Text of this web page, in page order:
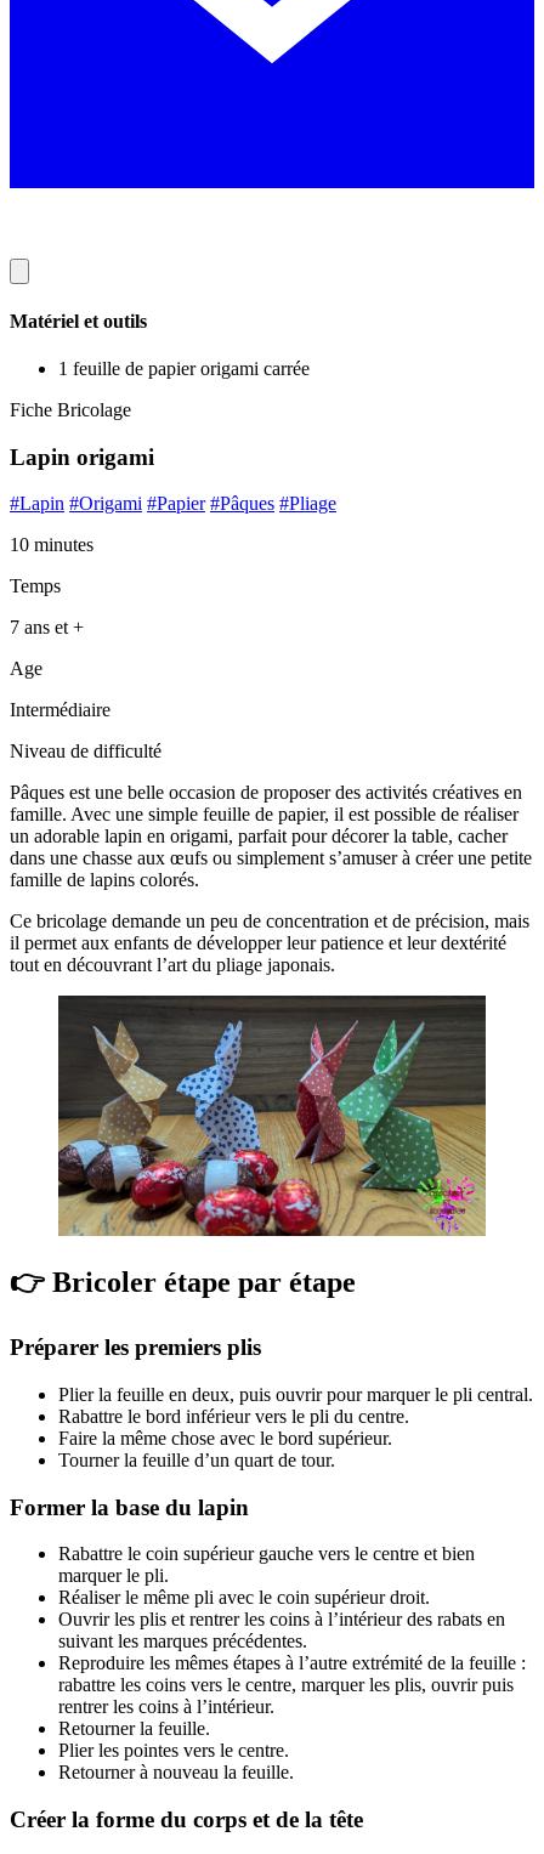
Matériel et outils
1 feuille de papier origami carrée
Fiche Bricolage
Lapin origami
#Lapin #Origami #Papier #Pâques #Pliage
10 minutes
Temps
7 ans et +
Age
Intermédiaire
Niveau de difficulté
Pâques est une belle occasion de proposer des activités créatives en
famille. Avec une simple feuille de papier, il est possible de réaliser
un adorable lapin en origami, parfait pour décorer la table, cacher
dans une chasse aux œufs ou simplement s’amuser à créer une petite
famille de lapins colorés.
Ce bricolage demande un peu de concentration et de précision, mais
il permet aux enfants de développer leur patience et leur dextérité
tout en découvrant l’art du pliage japonais.
👉 Bricoler étape par étape
Préparer les premiers plis
Plier la feuille en deux, puis ouvrir pour marquer le pli central.
Rabattre le bord inférieur vers le pli du centre.
Faire la même chose avec le bord supérieur.
Tourner la feuille d’un quart de tour.
Former la base du lapin
Rabattre le coin supérieur gauche vers le centre et bien
marquer le pli.
Réaliser le même pli avec le coin supérieur droit.
Ouvrir les plis et rentrer les coins à l’intérieur des rabats en
suivant les marques précédentes.
Reproduire les mêmes étapes à l’autre extrémité de la feuille :
rabattre les coins vers le centre, marquer les plis, ouvrir puis
rentrer les coins à l’intérieur.
Retourner la feuille.
Plier les pointes vers le centre.
Retourner à nouveau la feuille.
Créer la forme du corps et de la tête